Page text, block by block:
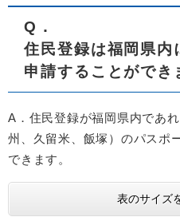
Q ．
住民登録は福岡県内
申請することができ
A．住民登録が福岡県内であ
州、久留米、飯塚）のパスポ
できます。
表のサイズ